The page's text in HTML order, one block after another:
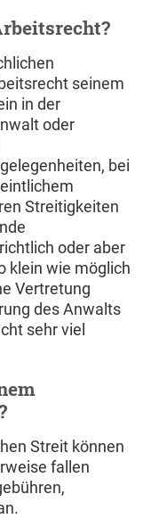
seinem
in der
oder
bei
Streitigkeiten
oder aber
klein wie möglich
Vertretung
des Anwalts
sehr viel
Streit können
fallen